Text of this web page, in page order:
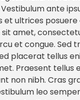
ante
et ultrices posuere
amet,
et congue. Sed
placerat tellus
Praesent tellus
non nibh. Cras
leo